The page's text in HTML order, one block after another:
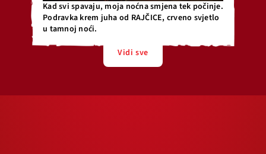
Kad svi spavaju, moja noćna smjena tek počinje.
Podravka krem juha od RAJČICE, crveno svjetlo
u tamnoj noći.
Vidi sve